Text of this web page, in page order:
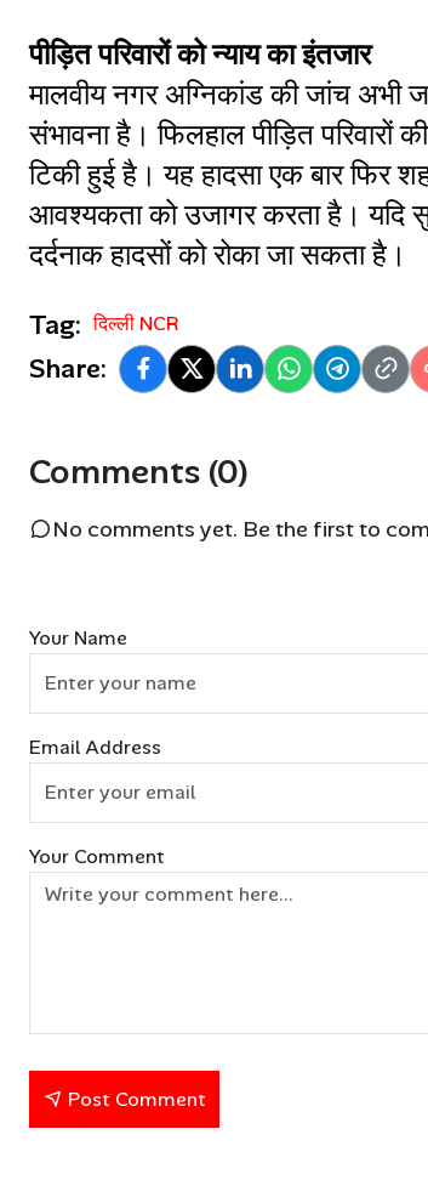
पीड़ित परिवारों को न्याय का इंतजार
मालवीय नगर अग्निकांड की जांच अभी
संभावना है। फिलहाल पीड़ित परिवारों
टिकी हुई है। यह हादसा एक बार फिर
आवश्यकता को उजागर करता है। यदि
दर्दनाक हादसों को रोका जा सकता है।
Tag: दिल्ली NCR
Share:
Comments (0)
No comments yet. Be the first to
Your Name
Email Address
Your Comment
Post Comment